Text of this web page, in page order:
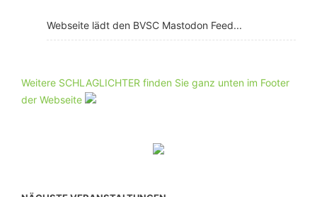
Webseite lädt den BVSC Mastodon Feed...
Weitere SCHLAGLICHTER finden Sie ganz unten im Footer
der Webseite